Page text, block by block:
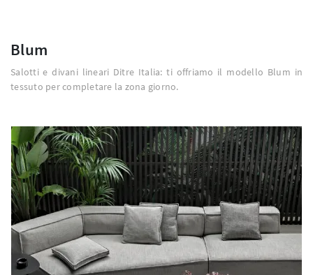
Blum
Salotti e divani lineari Ditre Italia: ti offriamo il modello Blum in
tessuto per completare la zona giorno.